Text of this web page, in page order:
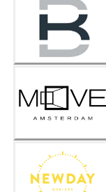
Kellerm
an
Bureau
in actie
MOVE
New Day
Offices